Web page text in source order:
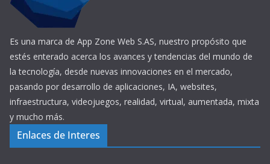
Es una marca de App Zone Web S.AS, nuestro propósito que
estés enterado acerca los avances y tendencias del mundo de
la tecnología, desde nuevas innovaciones en el mercado,
pasando por desarrollo de aplicaciones, IA, websites,
infraestructura, videojuegos, realidad, virtual, aumentada, mixta
y mucho más.
Enlaces de Interes